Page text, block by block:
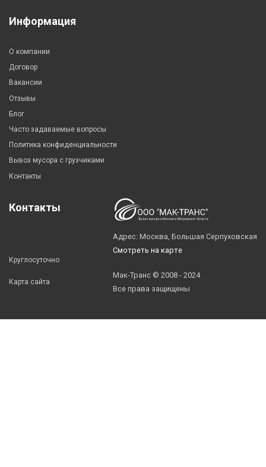
Адрес: Москва, Большая Серпуховская
Смотреть на карте
Мак-Транс © 2008 - 2024
Все права защищены
Информация
О компании
Договор
Вакансии
Отзывы
Блог
Часто задаваемые вопросы
Политика конфиденциальности
Вывоз мусора с грузчиками
Контакты
Контакты
Круглосуточно
Карта сайта